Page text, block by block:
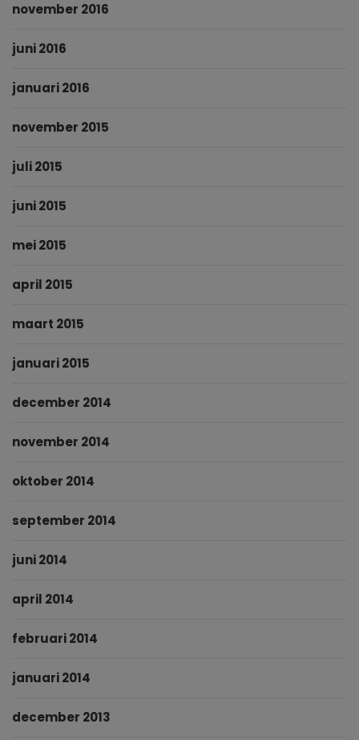
november 2016
juni 2016
januari 2016
november 2015
juli 2015
juni 2015
mei 2015
april 2015
maart 2015
januari 2015
december 2014
november 2014
oktober 2014
september 2014
juni 2014
april 2014
februari 2014
januari 2014
december 2013